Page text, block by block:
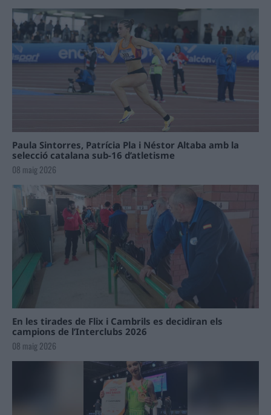
Paula Sintorres, Patrícia Pla i Néstor Altaba amb la
selecció catalana sub-16 d’atletisme
08 maig 2026
En les tirades de Flix i Cambrils es decidiran els
campions de l’Interclubs 2026
08 maig 2026